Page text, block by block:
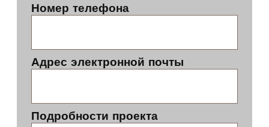
Номер телефона
Адрес электронной почты
Подробности проекта